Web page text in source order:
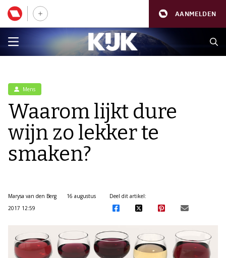
AANMELDEN
Mens
Waarom lijkt dure
wijn zo lekker te
smaken?
Marysa van den Berg
16 augustus
2017 12:59
Deel dit artikel: